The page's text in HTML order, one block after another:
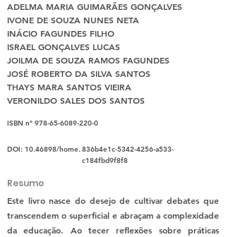
ADELMA MARIA GUIMARÃES GONÇALVES
IVONE DE SOUZA NUNES NETA
INÁCIO FAGUNDES FILHO
ISRAEL GONÇALVES LUCAS
JOILMA DE SOUZA RAMOS FAGUNDES
JOSÉ ROBERTO DA SILVA SANTOS
THAYS MARA SANTOS VIEIRA
VERONILDO SALES DOS SANTOS
ISBN nº 978-65-6089-220-0
DOI: 10.46898/home.836b4e1c-5342-4256-a533-
c184fbd9f8f8
Resumo
Este livro nasce do desejo de cultivar debates que
transcendem o superficial e abraçam a complexidade
da educação. Ao tecer reflexões sobre práticas